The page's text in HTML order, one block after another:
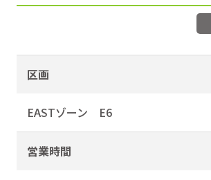
区画
EASTゾーン E6
営業時間